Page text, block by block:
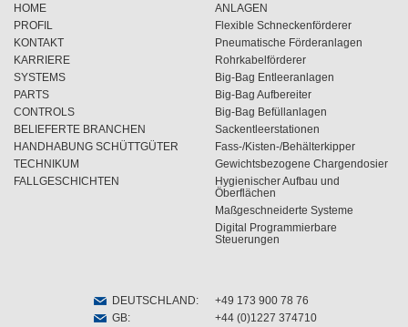
HOME
PROFIL
KONTAKT
KARRIERE
SYSTEMS
PARTS
CONTROLS
BELIEFERTE BRANCHEN
HANDHABUNG SCHÜTTGÜTER
TECHNIKUM
FALLGESCHICHTEN
ANLAGEN
Flexible Schneckenförderer
Pneumatische Förderanlagen
Rohrkabelförderer
Big-Bag Entleeranlagen
Big-Bag Aufbereiter
Big-Bag Befüllanlagen
Sackentleerstationen
Fass-/Kisten-/Behälterkipper
Gewichtsbezogene Chargendosier
Hygienischer Aufbau und
Öberflächen
Maßgeschneiderte Systeme
Digital Programmierbare
Steuerungen
DEUTSCHLAND:
+49 173 900 78 76
GB:
+44 (0)1227 374710